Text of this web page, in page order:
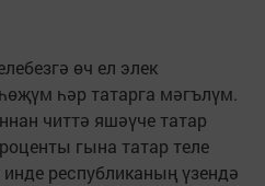
өч ел элек
һәр татарга мәгълүм.
читтә яшәүче татар
гына татар теле
республиканың үзендә